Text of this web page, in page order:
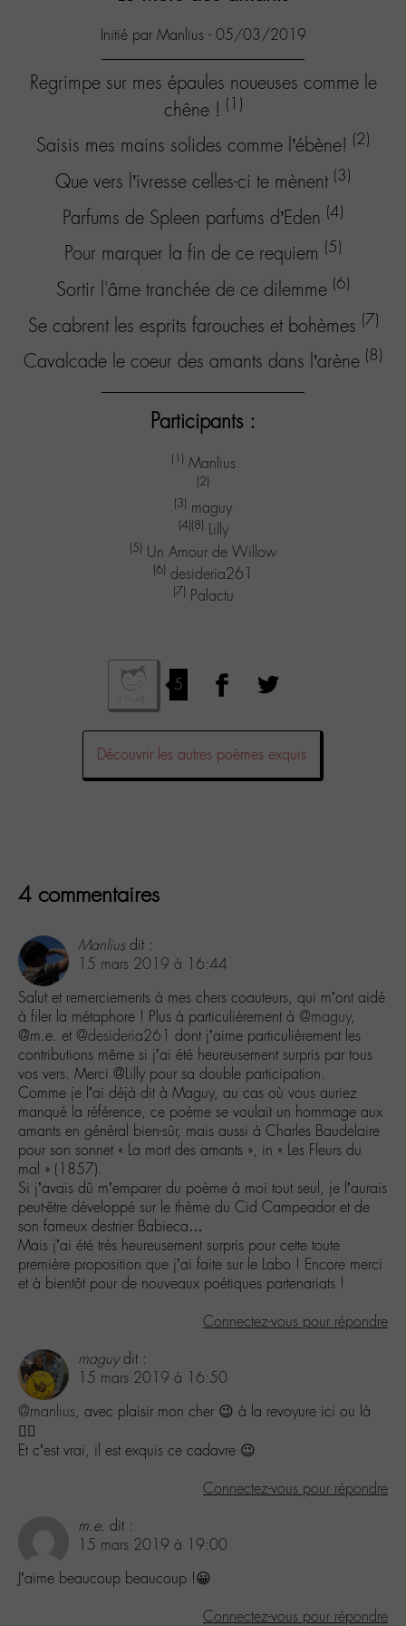
Initié par Manlius - 05/03/2019
Regrimpe sur mes épaules noueuses comme le
chêne ! (1)
Saisis mes mains solides comme l’ébène! (2)
Que vers l’ivresse celles-ci te mènent (3)
Parfums de Spleen parfums d’Eden (4)
Pour marquer la fin de ce requiem (5)
Sortir l'âme tranchée de ce dilemme (6)
Se cabrent les esprits farouches et bohèmes (7)
Cavalcade le coeur des amants dans l’arène (8)
Participants :
(1) Manlius
(2)
(3) maguy
(4)(8) Lilly
(5) Un Amour de Willow
(6) desideria261
(7) Palactu
5
Découvrir les autres poèmes exquis
4 commentaires
Manlius dit :
15 mars 2019 à 16:44
Salut et remerciements à mes chers coauteurs, qui m’ont aidé
à filer la métaphore ! Plus à particulièrement à @maguy,
@m.e. et @desideria261 dont j’aime particulièrement les
contributions même si j’ai été heureusement surpris par tous
vos vers. Merci @Lilly pour sa double participation.
Comme je l’ai déjà dit à Maguy, au cas où vous auriez
manqué la référence, ce poème se voulait un hommage aux
amants en général bien-sûr, mais aussi à Charles Baudelaire
pour son sonnet « La mort des amants », in « Les Fleurs du
mal » (1857).
Si j’avais dû m’emparer du poème à moi tout seul, je l’aurais
peut-être développé sur le thème du Cid Campeador et de
son fameux destrier Babieca…
Mais j’ai été très heureusement surpris pour cette toute
première proposition que j’ai faite sur le Labo ! Encore merci
et à bientôt pour de nouveaux poétiques partenariats !
Connectez-vous pour répondre
maguy dit :
15 mars 2019 à 16:50
@manlius, avec plaisir mon cher 😉 à la revoyure ici ou là
✌🏾
Et c’est vrai, il est exquis ce cadavre 😉
Connectez-vous pour répondre
m.e. dit :
15 mars 2019 à 19:00
J’aime beaucoup beaucoup !😀
Connectez-vous pour répondre